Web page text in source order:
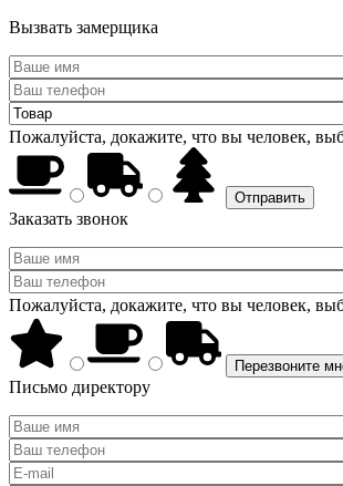
Вызвать замерщика
Пожалуйста, докажите, что вы человек,
Заказать звонок
Пожалуйста, докажите, что вы человек,
Письмо директору